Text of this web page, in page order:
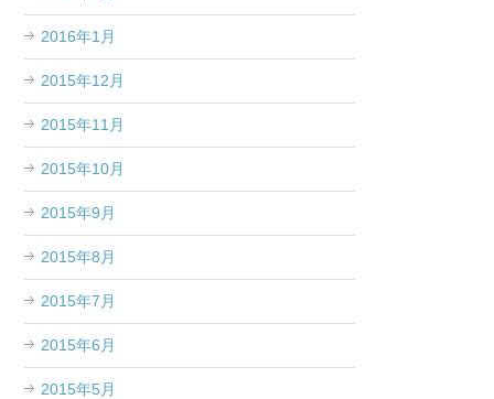
2016年1月
2015年12月
2015年11月
2015年10月
2015年9月
2015年8月
2015年7月
2015年6月
2015年5月